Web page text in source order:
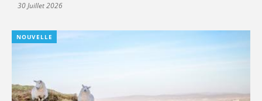
30 Juillet 2026
NOUVELLE